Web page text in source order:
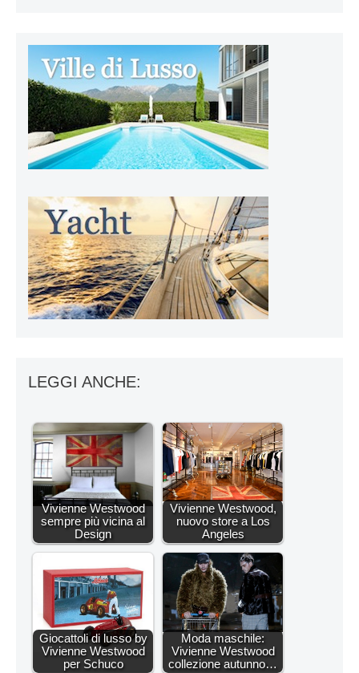
LEGGI ANCHE:
Vivienne Westwood
sempre più vicina al
Design
Vivienne Westwood,
nuovo store a Los
Angeles
Giocattoli di lusso by
Vivienne Westwood
per Schuco
Moda maschile:
Vivienne Westwood
collezione autunno…